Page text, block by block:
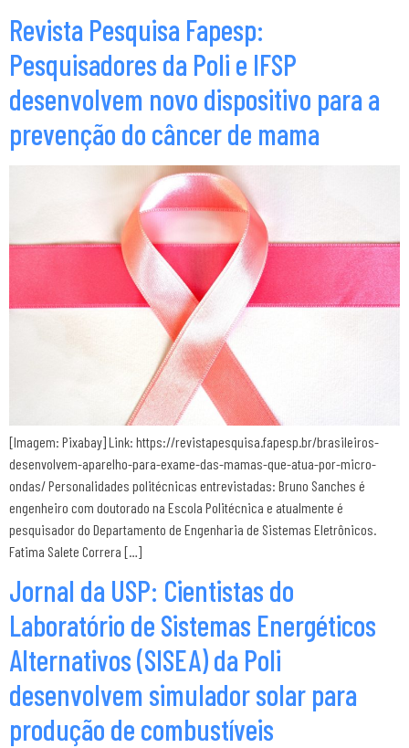
Revista Pesquisa Fapesp:
Pesquisadores da Poli e IFSP
desenvolvem novo dispositivo para a
prevenção do câncer de mama
[Imagem: Pixabay] Link: https://revistapesquisa.fapesp.br/brasileiros-
desenvolvem-aparelho-para-exame-das-mamas-que-atua-por-micro-
ondas/ Personalidades politécnicas entrevistadas: Bruno Sanches é
engenheiro com doutorado na Escola Politécnica e atualmente é
pesquisador do Departamento de Engenharia de Sistemas Eletrônicos.
Fatima Salete Correra […]
Jornal da USP: Cientistas do
Laboratório de Sistemas Energéticos
Alternativos (SISEA) da Poli
desenvolvem simulador solar para
produção de combustíveis